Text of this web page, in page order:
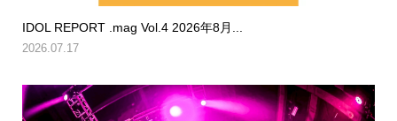
IDOL REPORT .mag Vol.4 2026年8月...
2026.07.17